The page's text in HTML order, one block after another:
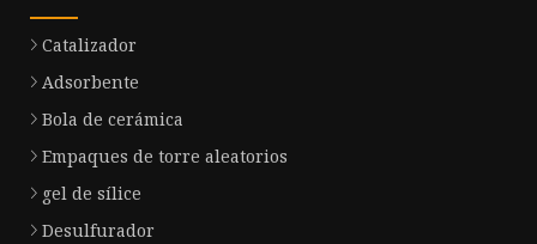
Catalizador
Adsorbente
Bola de cerámica
Empaques de torre aleatorios
gel de sílice
Desulfurador